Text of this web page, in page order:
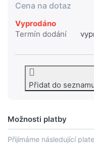
Cena na dotaz
Vyprodáno
Termín dodání
Přidat do
Možnosti platby
Přijímáme následující